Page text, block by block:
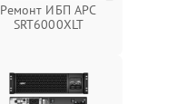
Ремонт ИБП APC
SRT6000XLT